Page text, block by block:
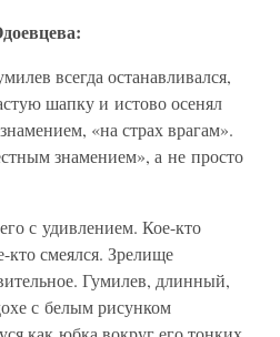
всегда останавливался,
шапку и истово осенял
«на страх врагам».
знамением», а не просто
с удивлением. Кое-кто
кто смеялся. Зрелище
Гумилев, длинный,
с белым рисунком